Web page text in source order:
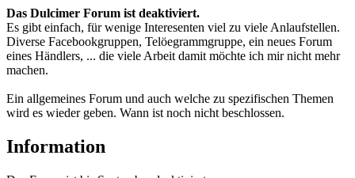
Das Dulcimer Forum ist deaktiviert.
Es gibt einfach, für wenige Interesenten viel zu viele Anlaufstellen.
Diverse Facebookgruppen, Telöegrammgruppe, ein neues Forum
eines Händlers, ... die viele Arbeit damit möchte ich mir nicht mehr
machen.
Ein allgemeines Forum und auch welche zu spezifischen Themen
wird es wieder geben. Wann ist noch nicht beschlossen.
Information